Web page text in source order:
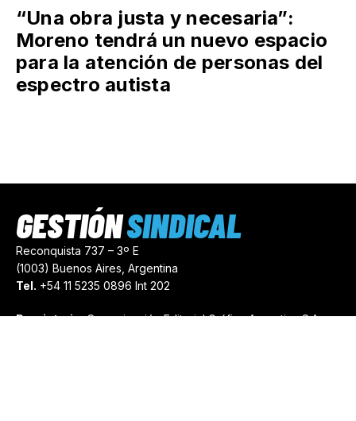
“Una obra justa y necesaria”:
Moreno tendrá un nuevo espacio
para la atención de personas del
espectro autista
Reconquista 737 – 3º E
(1003) Buenos Aires, Argentina
Tel. +54 11 5235 0896 Int 202
Propietario:Comunicación Editorial Gráfica Argentina S.A.
GESTIÓNSINDICAL